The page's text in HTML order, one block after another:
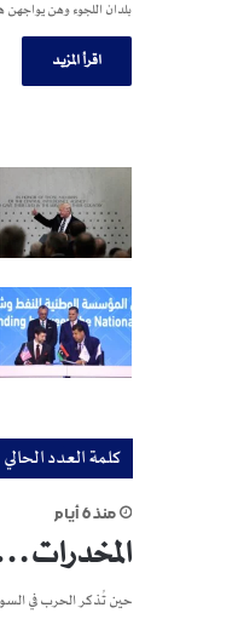
بلدان اللجوء وهن
اقرأ المزيد
كلمة العدد الحالي
منذ 6 أيام
المخدرات…
حين تُذكر الحرب في